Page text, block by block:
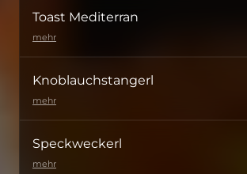
Toast Mediterran
mehr
Knoblauchstangerl
mehr
Speckweckerl
mehr